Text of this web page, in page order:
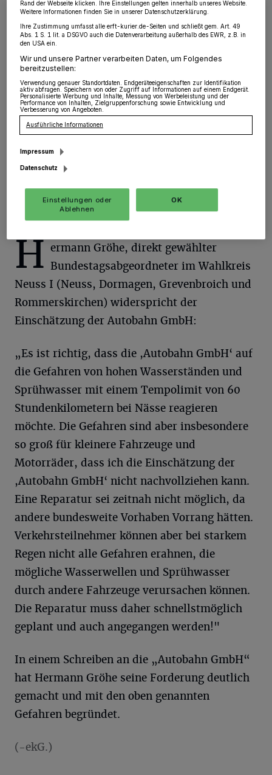
Hemmerden·Seit Monaten ist die kaputte
Entwässerung der A 46 bei der Auffahrt Grevenbroich
der „Autobahn GmbH“ bekannt. Dennoch plant die
GmbH, als zuständige bundeseigene GmbH
verantwortlich für Planung, Bau, Betrieb, Erhaltung,
Finanzierung und vermögensmäßige Verwaltung der
Autobahnen in Deutschland, keine schnelle Reparatur.
17.01.2023 , 14:35 Uhr Eine Minute Lesezeit
H ermann Gröhe, direkt gewählter
Bundestagsabgeordneter im Wahlkreis
Neuss I (Neuss, Dormagen, Grevenbroich und
Rommerskirchen) widerspricht der
Einschätzung der Autobahn GmbH:
„Es ist richtig, dass die ,Autobahn GmbH‘ auf
die Gefahren von hohen Wasserständen und
Sprühwasser mit einem Tempolimit von 60
Stundenkilometern bei Nässe reagieren
möchte. Die Gefahren sind aber insbesondere
so groß für kleinere Fahrzeuge und
Motorräder, dass ich die Einschätzung der
,Autobahn GmbH‘ nicht nachvollziehen kann.
Eine Reparatur sei zeitnah nicht möglich, da
andere bundesweite Vorhaben Vorrang hätten.
Verkehrsteilnehmer können aber bei starkem
Regen nicht alle Gefahren erahnen, die
mögliche Wasserwellen und Sprühwasser
durch andere Fahrzeuge verursachen können.
Die Reparatur muss daher schnellstmöglich
geplant und auch angegangen werden!"
In einem Schreiben an die „Autobahn GmbH“
hat Hermann Gröhe seine Forderung deutlich
gemacht und mit den oben genannten
Gefahren begründet.
(-ekG.)
Rand der Webseite klicken. Ihre Einstellungen gelten innerhalb unseres Website.
Weitere Informationen finden Sie in unserer Datenschutzerklärung.
Ihre Zustimmung umfasst alle erft-kurier.de-Seiten und schließt gem. Art. 49
Abs. 1 S. 1 lit. a DSGVO auch die Datenverarbeitung außerhalb des EWR, z.B. in
den USA ein.
Wir und unsere Partner verarbeiten Daten, um Folgendes
bereitzustellen:
Verwendung genauer Standortdaten. Endgeräteeigenschaften zur Identifikation
aktiv abfragen. Speichern von oder Zugriff auf Informationen auf einem Endgerät.
Personalisierte Werbung und Inhalte, Messung von Werbeleistung und der
Performance von Inhalten, Zielgruppenforschung sowie Entwicklung und
Verbesserung von Angeboten.
Ausführliche Informationen
Impressum
Datenschutz
Einstellungen oder
Ablehnen
OK